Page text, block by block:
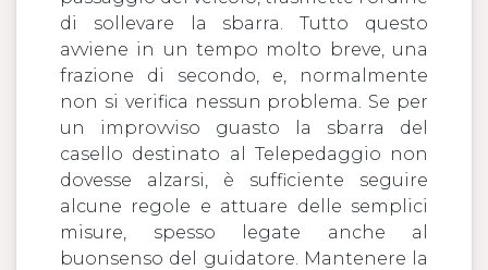
di sollevare la sbarra. Tutto questo
avviene in un tempo molto breve, una
frazione di secondo, e, normalmente
non si verifica nessun problema. Se per
un improvviso guasto la sbarra del
casello destinato al Telepedaggio non
dovesse alzarsi, è sufficiente seguire
alcune regole e attuare delle semplici
misure, spesso legate anche al
buonsenso del guidatore. Mantenere la